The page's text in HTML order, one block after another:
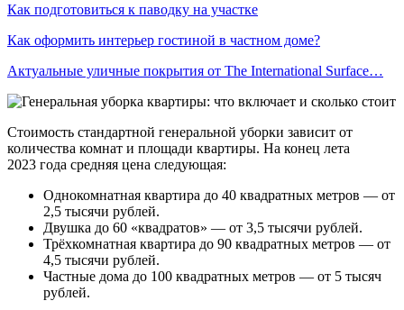
Как подготовиться к паводку на участке
Как оформить интерьер гостиной в частном доме?
Актуальные уличные покрытия от The International Surface…
Стоимость стандартной генеральной уборки зависит от
количества комнат и площади квартиры. На конец лета
2023 года средняя цена следующая:
Однокомнатная квартира до 40 квадратных метров — от
2,5 тысячи рублей.
Двушка до 60 «квадратов» — от 3,5 тысячи рублей.
Трёхкомнатная квартира до 90 квадратных метров — от
4,5 тысячи рублей.
Частные дома до 100 квадратных метров — от 5 тысяч
рублей.